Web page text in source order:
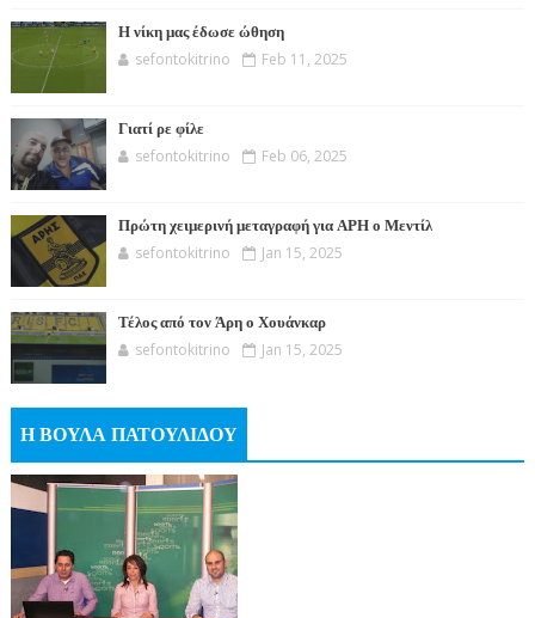
Η νίκη μας έδωσε ώθηση
sefontokitrino Feb 11, 2025
Γιατί ρε φίλε
sefontokitrino Feb 06, 2025
Πρώτη χειμερινή μεταγραφή για ΑΡΗ ο Μεντίλ
sefontokitrino Jan 15, 2025
Τέλος από τον Άρη ο Χουάνκαρ
sefontokitrino Jan 15, 2025
Η ΒΟΥΛΑ ΠΑΤΟΥΛΙΔΟΥ